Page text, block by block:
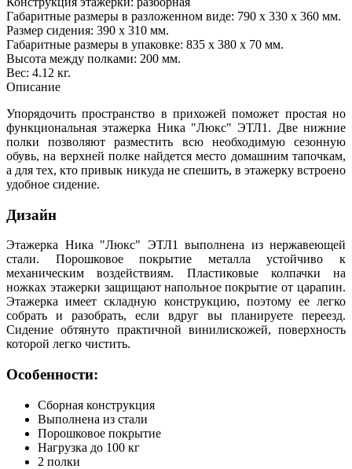
Габаритные размеры в разложенном виде: 790 х 330 х 360 мм.
Размер сидения: 390 х 310 мм.
Габаритные размеры в упаковке: 835 х 380 х 70 мм.
Высота между полками: 200 мм.
Вес: 4.12 кг.
Описание
Упорядочить пространство в прихожей поможет простая но
функциональная этажерка Ника "Люкс" ЭТЛ1. Две нижние
полки позволяют разместить всю необходимую сезонную
обувь, на верхней полке найдется место домашним тапочкам,
а для тех, кто привык никуда не спешить, в этажерку встроено
удобное сидение.
Дизайн
Этажерка Ника "Люкс" ЭТЛ1 выполнена из нержавеющей
стали. Порошковое покрытие металла устойчиво к
механическим воздействиям. Пластиковые колпачки на
ножках этажерки защищают напольное покрытие от царапин.
Этажерка имеет складную конструкцию, поэтому ее легко
собрать и разобрать, если вдруг вы планируете переезд.
Сидение обтянуто практичной винилискожей, поверхность
которой легко чистить.
Особенности:
Сборная конструкция
Выполнена из стали
Порошковое покрытие
Нагрузка до 100 кг
2 полки